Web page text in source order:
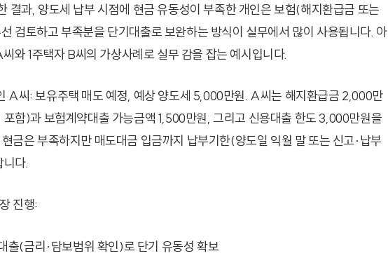
결과, 양도세 납부 시점에 현금 유동성이 부족한 개인은 보험(해지환급금 또는
검토하고 부족분을 단기대출로 보완하는 방식이 실무에서 많이 사용됩니다. 아
와 1주택자 B씨의 가상사례로 실무 감을 잡는 예시입니다.
A씨: 보유주택 매도 예정, 예상 양도세 5,000만원. A씨는 해지환급금 2,000만
함)과 보험계약대출 가능금액 1,500만원, 그리고 신용대출 한도 3,000만원을
금은 부족하지만 매도대금 입금까지 납부기한(양도일 익월 말 또는 신고·납부
다.
진행:
출(금리·담보범위 확인)로 단기 유동성 확보